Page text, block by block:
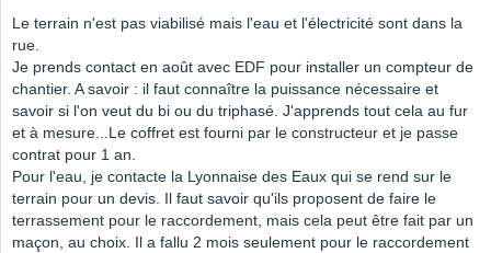
Le terrain n'est pas viabilisé mais l'eau et l'électricité sont dans la
rue.
Je prends contact en août avec EDF pour installer un compteur de
chantier. A savoir : il faut connaître la puissance nécessaire et
savoir si l'on veut du bi ou du triphasé. J'apprends tout cela au fur
et à mesure...Le coffret est fourni par le constructeur et je passe
contrat pour 1 an.
Pour l'eau, je contacte la Lyonnaise des Eaux qui se rend sur le
terrain pour un devis. Il faut savoir qu'ils proposent de faire le
terrassement pour le raccordement, mais cela peut être fait par un
maçon, au choix. Il a fallu 2 mois seulement pour le raccordement